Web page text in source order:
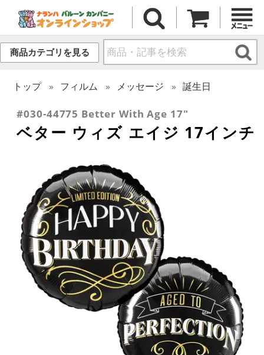
商品カテゴリを見る
トップ フィルム メッセージ 誕生日
#030-44775 Better With Age 17"
ベター ウィズ エイジ 17インチ